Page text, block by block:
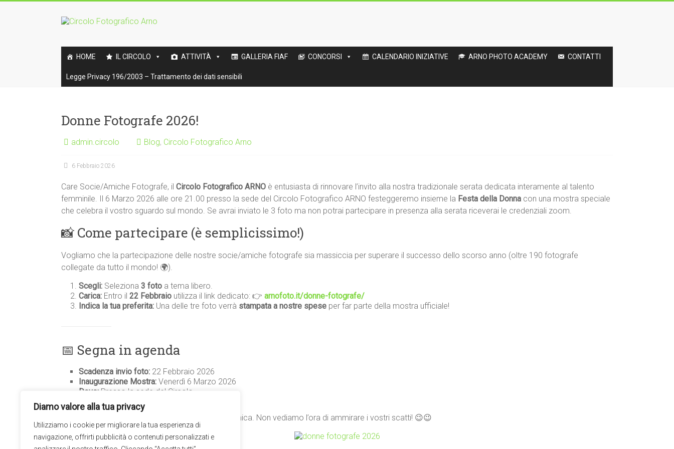
Diamo valore alla tua privacy
Utilizziamo i cookie per migliorare la tua esperienza di
navigazione, offrirti pubblicità o contenuti personalizzati e
Circolo
Fotografico
Arno
Benemerito
italiana
HOME IL CIRCOLO ATTIVITÀ GALLERIA FIAF CONCORSI CALENDARIO INIZIATIVE ARNO PHOTO ACADEMY CONTATTI
Legge Privacy 196/2003 – Trattamento dei dati sensibili
Donne Fotografe 2026!
admin.circolo Blog, Circolo Fotografico Arno
6 Febbraio 2026
Care Socie/Amiche Fotografe, il Circolo Fotografico ARNO è entusiasta di rinnovare l’invito alla nostra tradizionale serata dedicata interamente al talento
femminile. Il 6 Marzo 2026 alle ore 21.00 presso la sede del Circolo Fotografico ARNO festeggeremo insieme la Festa della Donna con una mostra speciale
che celebra il vostro sguardo sul mondo. Se avrai inviato le 3 foto ma non potrai partecipare in presenza alla serata riceverai le credenziali zoom.
📸 Come partecipare (è semplicissimo!)
Vogliamo che la partecipazione delle nostre socie/amiche fotografe sia massiccia per superare il successo dello scorso anno (oltre 190 fotografe
collegate da tutto il mondo! 🌍).
Scegli: Seleziona 3 foto a tema libero.
Carica: Entro il 22 Febbraio utilizza il link dedicato: 👉 arnofoto.it/donne-fotografe/
Indica la tua preferita: Una delle tre foto verrà stampata a nostre spese per far parte della mostra ufficiale!
📅 Segna in agenda
Scadenza invio foto: 22 Febbraio 2026
Inaugurazione Mostra: Venerdì 6 Marzo 2026
Dove: Presso la sede del Circolo
La vostra adesione è ciò che rende questa festa unica. Non vediamo l’ora di ammirare i vostri scatti! 😉😉